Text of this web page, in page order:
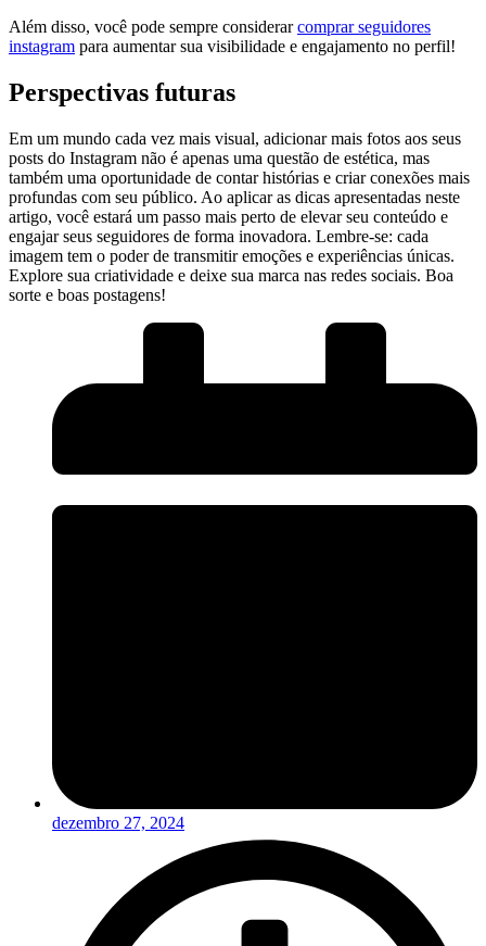
Além disso, você pode sempre considerarcomprar seguidores‍
instagram para aumentar sua visibilidade ​e engajamento no perfil!
Perspectivas⁢ futuras
Em um mundo cada vez mais visual, adicionar mais⁢ fotos⁣ aos seus
posts do Instagram não é apenas uma questão de estética, mas
também uma oportunidade‌ de contar histórias⁣ e ⁢criar conexões mais ​
profundas com seu público.‍ Ao​ aplicar ‌as dicas ​apresentadas neste
artigo, você estará um passo‌ mais perto de elevar seu conteúdo e
engajar seus seguidores de forma inovadora. Lembre-se: cada
imagem tem o ⁢poder de transmitir emoções​ e experiências únicas.
Explore‍ sua criatividade ⁢e ⁤deixe sua marca nas redes sociais. Boa
sorte e boas postagens!
dezembro 27, 2024